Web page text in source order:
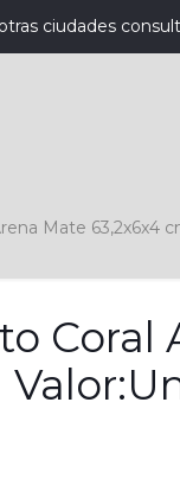
ciudades
Mate 63,2x6x4
Coral